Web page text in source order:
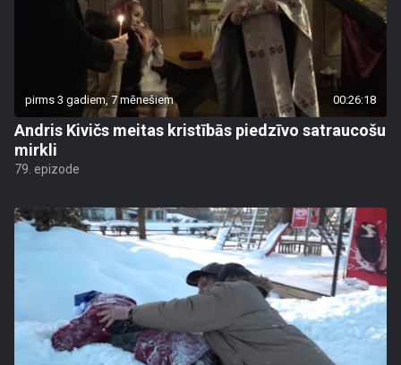
pirms 3 gadiem, 7 mēnešiem 00:26:18
Andris Kivičs meitas kristībās piedzīvo satraucošu
mirkli
79. epizode